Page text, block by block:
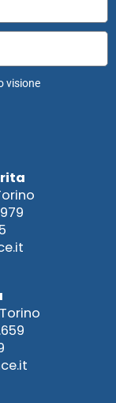
visione